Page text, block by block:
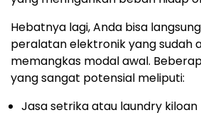
Hebatnya lagi, Anda bisa
peralatan elektronik yang sudah
memangkas modal awal.
yang sangat potensial meliputi:
Jasa setrika atau laundry kiloan